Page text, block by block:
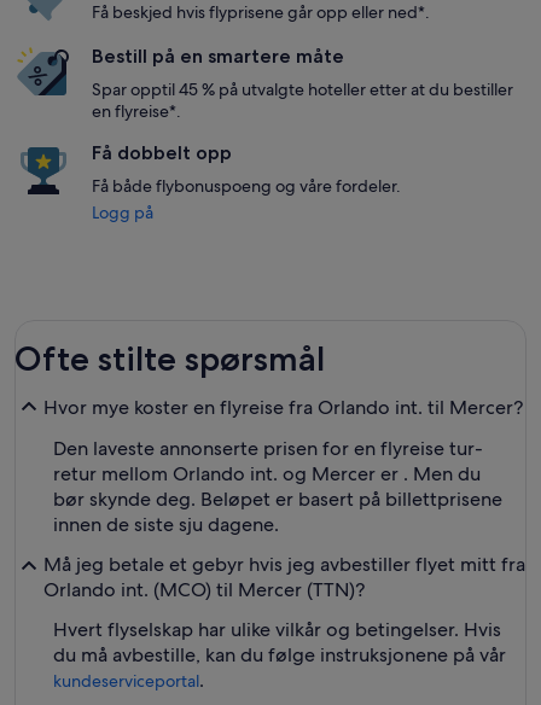
Få beskjed hvis flyprisene går opp eller ned*.
Bestill på en smartere måte
Spar opptil 45 % på utvalgte hoteller etter at du bestiller
en flyreise*.
Få dobbelt opp
Få både flybonuspoeng og våre fordeler.
Logg på
Ofte stilte spørsmål
Hvor mye koster en flyreise fra Orlando int. til Mercer?
Den laveste annonserte prisen for en flyreise tur-
retur mellom Orlando int. og Mercer er . Men du
bør skynde deg. Beløpet er basert på billettprisene
innen de siste sju dagene.
Må jeg betale et gebyr hvis jeg avbestiller flyet mitt fra
Orlando int. (MCO) til Mercer (TTN)?
Hvert flyselskap har ulike vilkår og betingelser. Hvis
du må avbestille, kan du følge instruksjonene på vår
kundeserviceportal.